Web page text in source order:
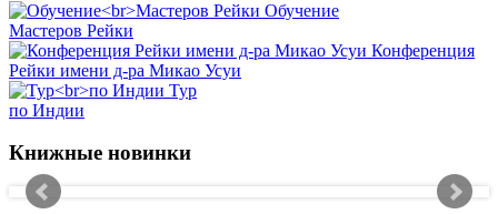
Обучение
Мастеров Рейки
Конференция
Рейки имени д-ра Микао Усуи
Тур
по Индии
Книжные новинки